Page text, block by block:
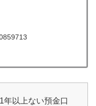
年以上ない預金口